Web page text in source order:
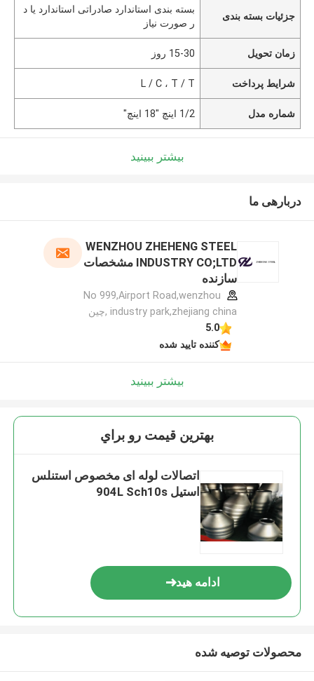
جزئیات بسته بندی
بسته بندی استاندارد صادراتی استاندارد یا د
ر صورت نیاز
زمان تحویل 15-30 روز
شرایط پرداخت L / C ، T / T
شماره مدل 1/2 اینچ "18 اینچ"
بیشتر ببینید
دربارهی ما
WENZHOU ZHEHENG STEEL
INDUSTRY CO;LTD مشخصات
سازنده
No 999,Airport Road,wenzhou
industry park,zhejiang china ,چین
5.0
کننده تایید شده
بیشتر ببینید
بهترين قيمت رو براي
اتصالات لوله ای مخصوص استنلس
استیل 904L Sch10s
ادامه هید
محصولات توصیه شده